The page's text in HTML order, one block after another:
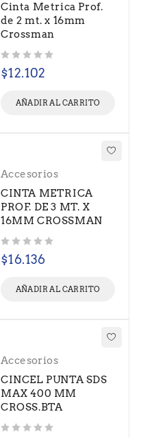
Cinta Metrica Prof.
de 2 mt. x 16mm
Crossman
$12.102
AÑADIR AL CARRITO
Accesorios
CINTA METRICA
PROF. DE 3 MT. X
16MM CROSSMAN
$16.136
AÑADIR AL CARRITO
Accesorios
CINCEL PUNTA SDS
MAX 400 MM
CROSS.BTA